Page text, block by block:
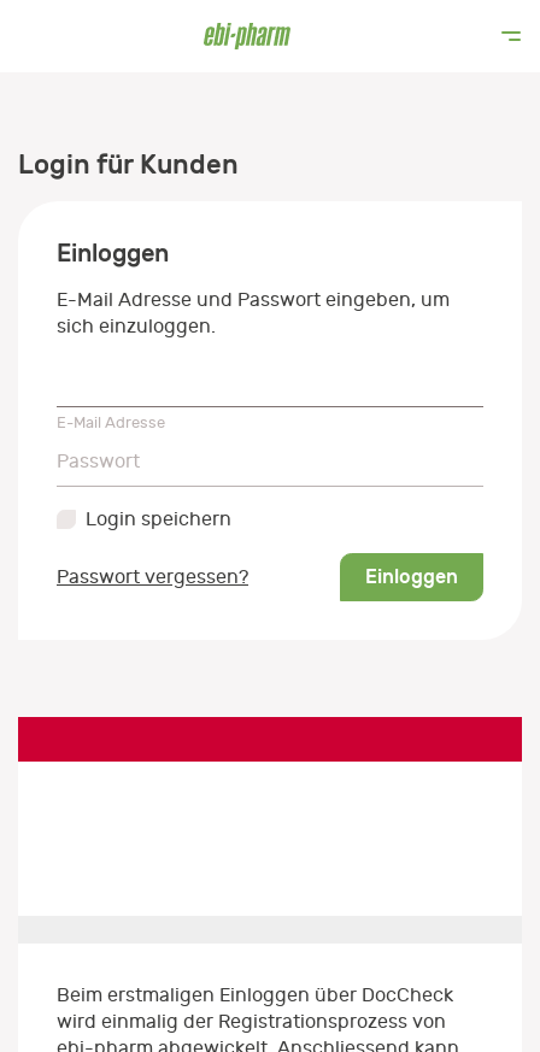
Login für Kunden
Einloggen
E-Mail Adresse und Passwort eingeben, um
sich einzuloggen.
E-Mail Adresse
Passwort
Passwort
Login speichern
Passwort vergessen? Einloggen
Beim erstmaligen Einloggen über DocCheck
wird einmalig der Registrationsprozess von